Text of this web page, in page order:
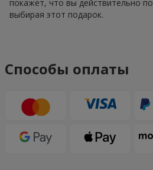
покажет, что вы действительно
выбирая этот подарок.
Способы оплаты